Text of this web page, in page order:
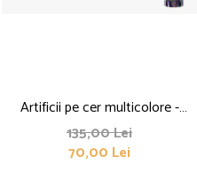
Artificii pe cer multicolore -
Vulcan Single Shot Chile
135,00 Lei
70,00 Lei